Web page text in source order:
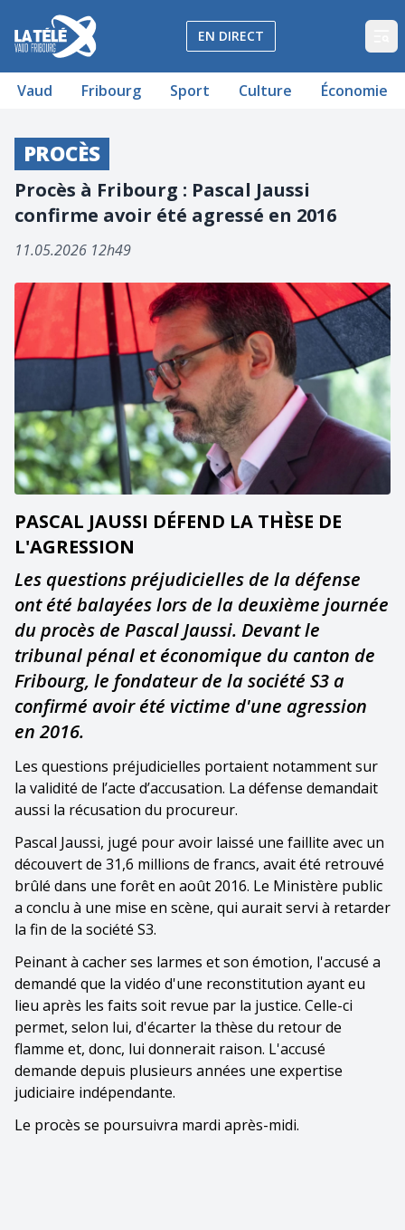
La Télé - Télévision régionale Vaud et Fribourg
EN DIRECT
Vaud Fribourg Sport Culture Économie
PROCÈS
Procès à Fribourg : Pascal Jaussi
confirme avoir été agressé en 2016
11.05.2026 12h49
PASCAL JAUSSI DÉFEND LA THÈSE DE
L'AGRESSION
Les questions préjudicielles de la défense
ont été balayées lors de la deuxième journée
du procès de Pascal Jaussi. Devant le
tribunal pénal et économique du canton de
Fribourg, le fondateur de la société S3 a
confirmé avoir été victime d'une agression
en 2016.
Les questions préjudicielles portaient notamment sur
la validité de l’acte d’accusation. La défense demandait
aussi la récusation du procureur.
Pascal Jaussi, jugé pour avoir laissé une faillite avec un
découvert de 31,6 millions de francs, avait été retrouvé
brûlé dans une forêt en août 2016. Le Ministère public
a conclu à une mise en scène, qui aurait servi à retarder
la fin de la société S3.
Peinant à cacher ses larmes et son émotion, l'accusé a
demandé que la vidéo d'une reconstitution ayant eu
lieu après les faits soit revue par la justice. Celle-ci
permet, selon lui, d'écarter la thèse du retour de
flamme et, donc, lui donnerait raison. L'accusé
demande depuis plusieurs années une expertise
judiciaire indépendante.
Le procès se poursuivra mardi après-midi.